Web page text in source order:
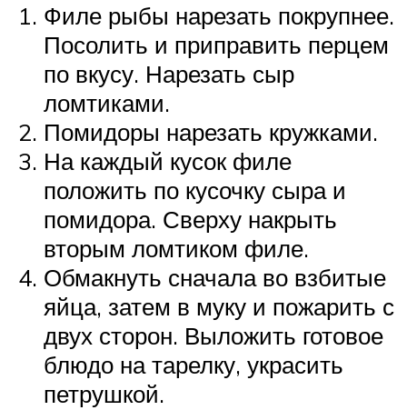
Филе рыбы нарезать покрупнее.
Посолить и приправить перцем
по вкусу. Нарезать сыр
ломтиками.
Помидоры нарезать кружками.
На каждый кусок филе
положить по кусочку сыра и
помидора. Сверху накрыть
вторым ломтиком филе.
Обмакнуть сначала во взбитые
яйца, затем в муку и пожарить с
двух сторон. Выложить готовое
блюдо на тарелку, украсить
петрушкой.